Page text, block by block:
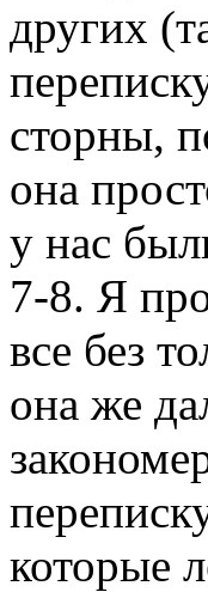
других
сторны,
она
у нас
7-8. Я
все без
она же
которые